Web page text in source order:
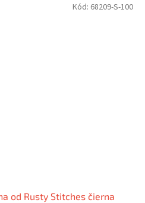
od Rusty Stitches čierna
Kód: 68209-S-100